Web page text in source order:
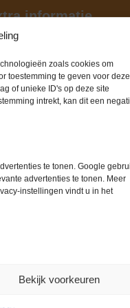
zoals cookies om
toestemming te geven voor deze
of unieke ID's op deze site
intrekt, kan dit een
te tonen. Google
advertenties te tonen. Meer
instellingen vindt u in het
Bekijk voorkeuren
informatie
0,0 kg
6 maanden
Gebruikt